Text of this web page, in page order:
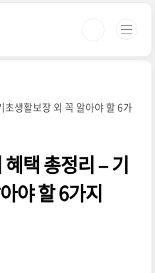
생활보장 외 꼭 알아야 할 6가
택 총정리 – 기
야 할 6가지